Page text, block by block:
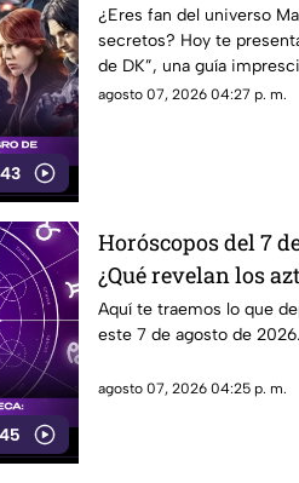
¿Eres fan del universo
secretos? Hoy te
de DK”, una guía
historia de tus héroes
agosto 07, 2026 04:27 p. m.
Horóscopos del 7
¿Qué revelan los
Aquí te traemos lo que
este 7 de agosto de 2026.
agosto 07, 2026 04:25 p. m.